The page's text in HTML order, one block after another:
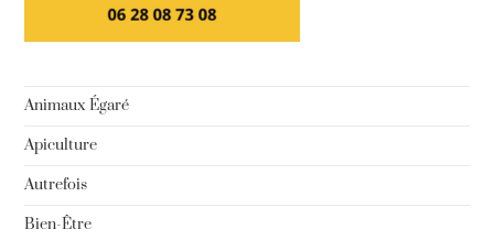
Animaux Égaré
Apiculture
Autrefois
Bien-Être